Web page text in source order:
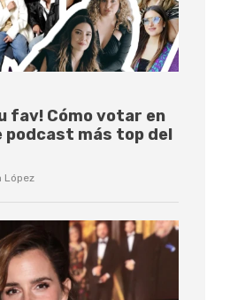
fav! Cómo votar en
podcast más top del
López